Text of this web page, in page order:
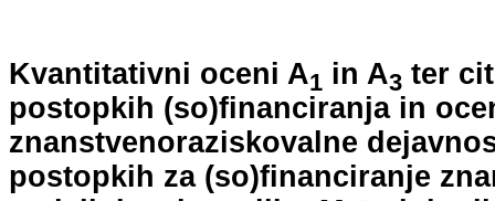
Kvantitativni oceni A1 in A3 ter
postopkih (so)financiranja in
znanstvenoraziskovalne
postopkih za (so)financiranje